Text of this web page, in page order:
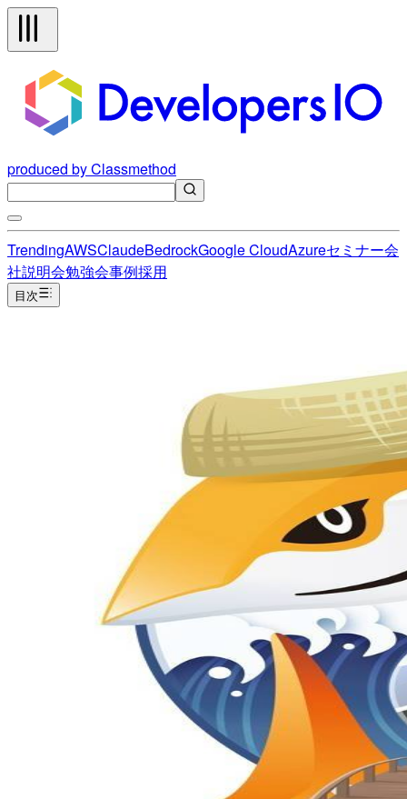
produced by Classmethod
TrendingAWSClaudeBedrockGoogle CloudAzureセミナー会
社説明会勉強会事例採用
目次